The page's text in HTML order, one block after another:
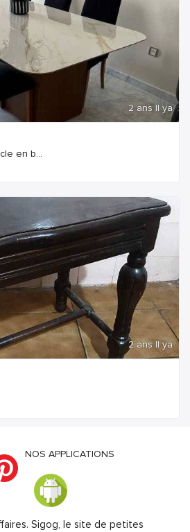
2 ans Il ya
en b...
2 ans Il ya
NOS APPLICATIONS
Sigog, le site de petites